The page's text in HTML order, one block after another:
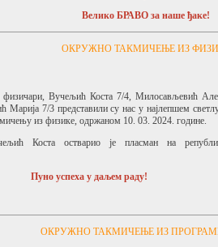
Велико БРАВО за наше ђаке!
ОКРУЖНО ТАКМИЧЕЊЕ ИЗ
Вучељић Коста 7/4, Милосављевић
Марија 7/3 представили су нас у најлепшем
из физике, одржаном 10. 03. 2024. године.
Коста остварио је пласман на
Пуно успеха у даљем раду!
ОКРУЖНО ТАКМИЧЕЊЕ ИЗ